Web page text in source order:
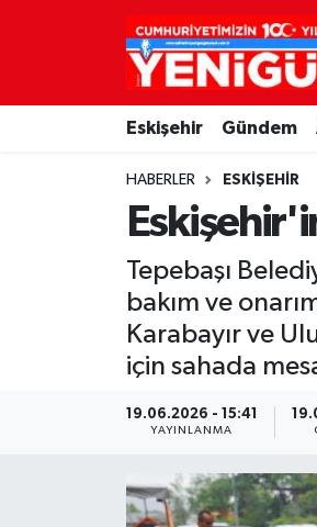
Eskişehir Gündem
HABERLER ESKIŞEHIR
Tepebaşı
bakım ve
Karabayır ve
için sahada
19.06.2026 - 15:41
YAYINLANMA
Nöbetçi Eczaneler
Hava Durumu
Tüm Manşetler
Son Dakika Haberleri
Haber Arşivi